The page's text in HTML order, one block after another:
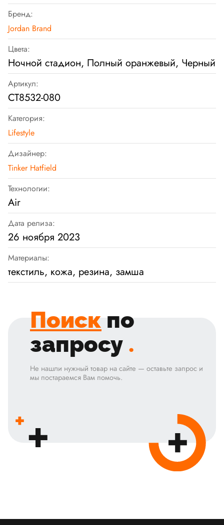
Бренд:
Jordan Brand
Цвета:
Ночной стадион, Полный оранжевый, Черный
Артикул:
CT8532-080
Категория:
Lifestyle
Дизайнер:
Tinker Hatfield
Технологии:
Air
Дата релиза:
26 ноября 2023
Материалы:
текстиль, кожа, резина, замша
Поиск по
запросу .
Не нашли нужный товар на сайте — оставьте запрос и
мы постараемся Вам помочь.